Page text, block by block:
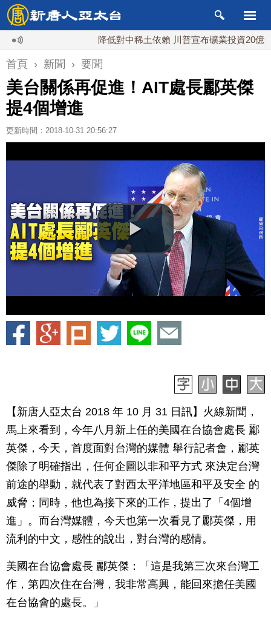
降低對中稀土依賴 川普宣布礦業投資20億美元
首頁 › 新聞 › 要聞
美台關係再促進！AIT處長酈英傑
提4個增進
更新時間：2018-10-31 20:56:27
【新唐人亞太台 2018 年 10 月 31 日訊】火線新聞，
馬上來看到，今年八月新上任的美國在台協會處長 酈
英傑，今天，首度面對台灣的媒體 舉行記者會，酈英
傑除了明確指出，任何企圖以非和平方式 來決定台灣
前途的舉動，就代表了對西太平洋地區和平及安全 的
威脅；同時，他也為接下來的工作，提出了「4個增
進」。而台灣媒體，今天也第一次看見了酈英傑，用
流利的中文，感性的說出，對台灣的感情。
美國在台協會處長 酈英傑：「這是我第三次來台灣工
作，第四次住在台灣，我非常高興，能回來擔任美國
在台協會的處長。」